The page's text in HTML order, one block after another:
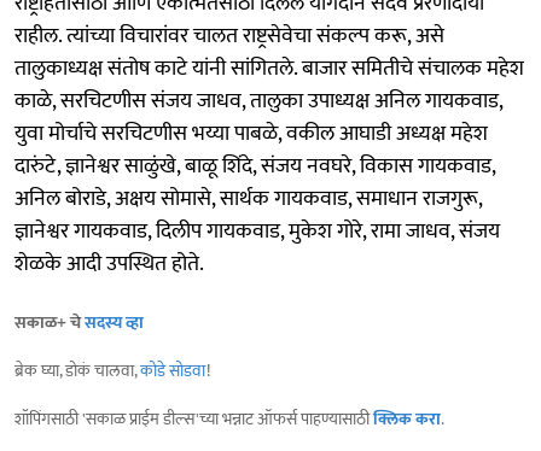
राहील. त्यांच्या विचारांवर चालत राष्ट्रसेवेचा संकल्प करू, असे
तालुकाध्यक्ष संतोष काटे यांनी सांगितले. बाजार समितीचे संचालक महेश
काळे, सरचिटणीस संजय जाधव, तालुका उपाध्यक्ष अनिल गायकवाड,
युवा मोर्चाचे सरचिटणीस भय्या पाबळे, वकील आघाडी अध्यक्ष महेश
दारुंटे, ज्ञानेश्वर साळुंखे, बाळू शिंदे, संजय नवघरे, विकास गायकवाड,
अनिल बोराडे, अक्षय सोमासे, सार्थक गायकवाड, समाधान राजगुरू,
ज्ञानेश्वर गायकवाड, दिलीप गायकवाड, मुकेश गोरे, रामा जाधव, संजय
शेळके आदी उपस्थित होते.
सकाळ+ चेसदस्य व्हा
ब्रेक घ्या, डोकं चालवा,कोडे सोडवा!
शॉपिंगसाठी 'सकाळ प्राईम डील्स'च्या भन्नाट ऑफर्स पाहण्यासाठीक्लिक करा.